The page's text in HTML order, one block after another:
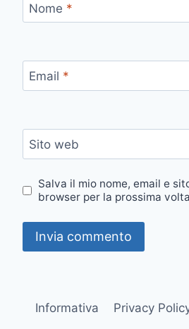
Nome *
Email *
Sito web
Salva il mio nome, email e
browser per la prossima
Informativa Privacy